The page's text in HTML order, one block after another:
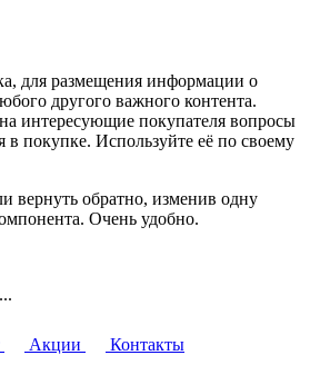
для размещения информации о
другого важного контента.
интересующие покупателя вопросы
в покупке. Используйте её по своему
вернуть обратно, изменив одну
Очень удобно.
Акции Контакты